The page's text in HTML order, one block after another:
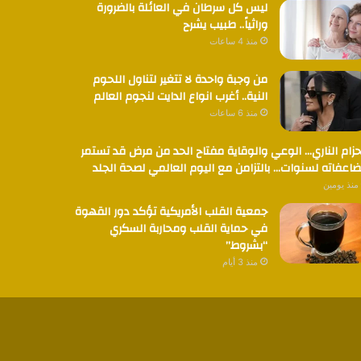
ليس كل سرطان في العائلة بالضرورة
وراثياً.. طبيب يشرح
منذ 4 ساعات
من وجبة واحدة لا تتغير لتناول اللحوم
النية.. أغرب انواع الدايت لنجوم العالم
منذ 6 ساعات
الناري… الوعي والوقاية مفتاح الحد من مرض قد تستمر
لسنوات… بالتزامن مع اليوم العالمي لصحة الجلد
منذ يومين
جمعية القلب الأمريكية تؤكد دور القهوة
في حماية القلب ومحاربة السكري
“بشروط”
منذ 3 أيام